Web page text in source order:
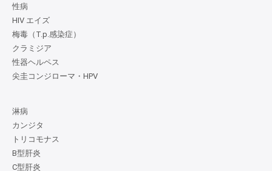
性病
HIV エイズ
梅毒（T.p.感染症）
クラミジア
性器ヘルペス
尖圭コンジローマ・HPV
淋病
カンジタ
トリコモナス
B型肝炎
C型肝炎